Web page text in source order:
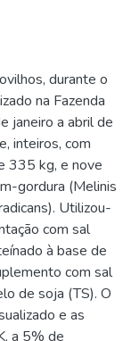
durante o
na Fazenda
janeiro a abril de
inteiros, com
335 kg, e nove
gordura (Melinis
Utilizou-
com sal
à base de
com sal
de soja (TS). O
e as
a 5% de